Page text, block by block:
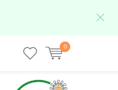
0